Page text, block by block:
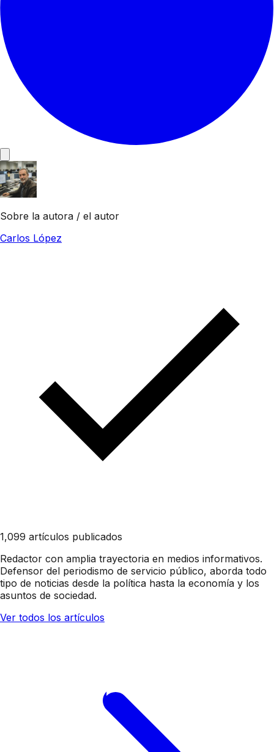
Sobre la autora / el autor
Carlos López
1,099 artículos publicados
Redactor con amplia trayectoria en medios informativos.
Defensor del periodismo de servicio público, aborda todo
tipo de noticias desde la política hasta la economía y los
asuntos de sociedad.
Ver todos los artículos